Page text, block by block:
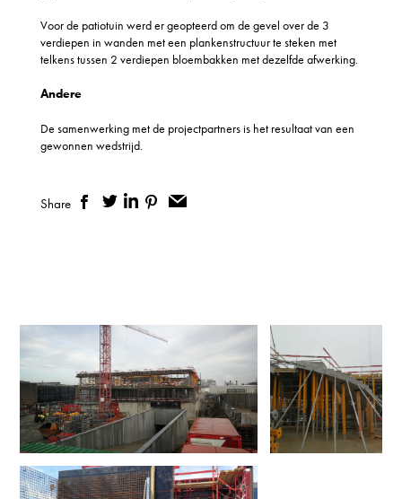
Voor de patiotuin werd er geopteerd om de gevel over de 3
verdiepen in wanden met een plankenstructuur te steken met
telkens tussen 2 verdiepen bloembakken met dezelfde afwerking.
Andere
De samenwerking met de projectpartners is het resultaat van een
gewonnen wedstrijd.
Share